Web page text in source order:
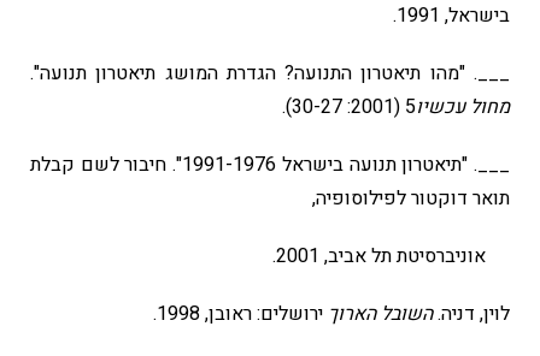
בישראל, 1991.
___. "מהו תיאטרון התנועה? הגדרת המושג תיאטרון תנועה".
מחול עכשיו5 (2001: 30-27).
___. "תיאטרון תנועה בישראל 1991-1976". חיבור לשם קבלת
תואר דוקטור לפילוסופיה,
אוניברסיטת תל אביב, 2001.
לוין, דניה.השובל הארוך ירושלים: ראובן, 1998.